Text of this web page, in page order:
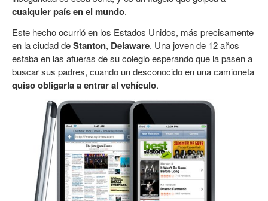
cualquier país en el mundo.
Este hecho ocurrió en los Estados Unidos, más precisamente
en la ciudad deStanton, Delaware. Una joven de 12 años
estaba en las afueras de su colegio esperando que la pasen a
buscar sus padres, cuando un desconocido en una camioneta
quiso obligarla a entrar al vehículo.